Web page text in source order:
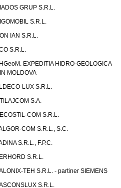
GRUP S.R.L.
S.R.L.
IAN S.R.L.
S.R.L.
EXPEDITIA HIDRO-GEOLOGICA
MOLDOVA
LUX S.R.L.
S.A.
COM S.R.L.
COM S.R.L., S.C.
S.R.L., F.P.C.
S.R.L.
TEH S.R.L. - partiner SIEMENS
S.R.L.